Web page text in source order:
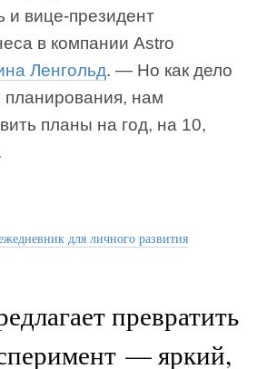
и вице-президент
в компании Astro
Ленгольд. — Но как дело
планирования, нам
планы на год, на 10,
для личного развития
превратить
— яркий,